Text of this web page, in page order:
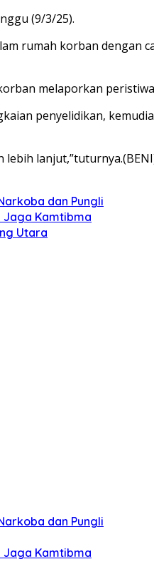
(9/3/25).
rumah korban dengan
melaporkan
penyelidikan,
lebih
dan Pungli
Jaga Kamtibma
Utara
dan Pungli
Jaga Kamtibma